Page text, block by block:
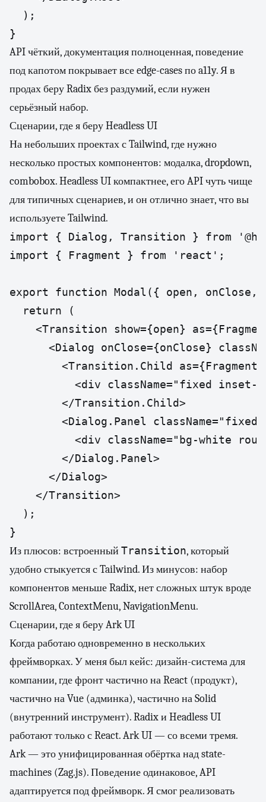
  );
}
API чёткий, документация полноценная, поведение
под капотом покрывает все edge-cases по a11y. Я в
продах беру Radix без раздумий, если нужен
серьёзный набор.
Сценарии, где я беру Headless UI
На небольших проектах с Tailwind, где нужно
несколько простых компонентов: модалка, dropdown,
combobox. Headless UI компактнее, его API чуть чище
для типичных сценариев, и он отлично знает, что вы
используете Tailwind.
import { Dialog, Transition } from
import { Fragment } from 'react';
export function Modal({ open,
  return (
<Transition show={open}
<Dialog onClose={onClose}
<Transition.Child
<div className="fixed inset-
        </Transition.Child>
<Dialog.Panel className="fixed
<div className="bg-white
        </Dialog.Panel>
      </Dialog>
    </Transition>
  );
}
Из плюсов: встроенный Transition, который
удобно стыкуется с Tailwind. Из минусов: набор
компонентов меньше Radix, нет сложных штук вроде
ScrollArea, ContextMenu, NavigationMenu.
Сценарии, где я беру Ark UI
Когда работаю одновременно в нескольких
фреймворках. У меня был кейс: дизайн-система для
компании, где фронт частично на React (продукт),
частично на Vue (админка), частично на Solid
(внутренний инструмент). Radix и Headless UI
работают только с React. Ark UI — со всеми тремя.
Ark — это унифицированная обёртка над state-
machines (Zag.js). Поведение одинаковое, API
адаптируется под фреймворк. Я смог реализовать